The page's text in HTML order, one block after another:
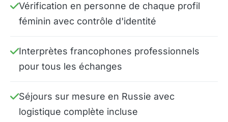
Vérification en personne de chaque profil
féminin avec contrôle d'identité
Interprètes francophones professionnels
pour tous les échanges
Séjours sur mesure en Russie avec
logistique complète incluse